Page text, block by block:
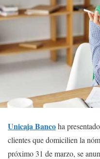
Unicaja Bancoha
clientes que domicilien la
próximo 31 de marzo, se